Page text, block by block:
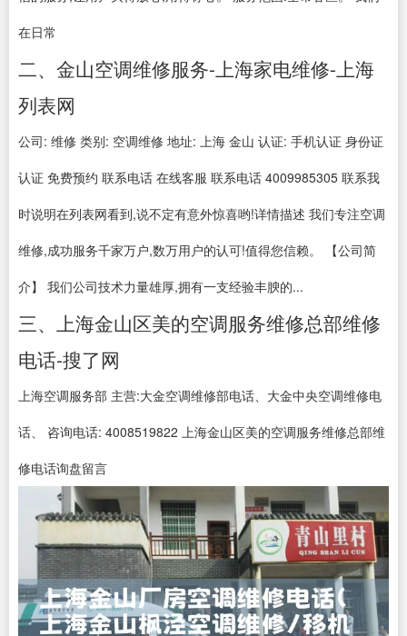
在日常
二、金山空调维修服务-上海家电维修-上海
列表网
公司: 维修 类别: 空调维修 地址: 上海 金山 认证: 手机认证 身份证
认证 免费预约 联系电话 在线客服 联系电话 4009985305 联系我
时说明在列表网看到,说不定有意外惊喜哟!详情描述 我们专注空调
维修,成功服务千家万户,数万用户的认可!值得您信赖。 【公司简
介】 我们公司技术力量雄厚,拥有一支经验丰腴的...
三、上海金山区美的空调服务维修总部维修
电话-搜了网
上海空调服务部 主营:大金空调维修部电话、大金中央空调维修电
话、 咨询电话: 4008519822 上海金山区美的空调服务维修总部维
修电话询盘留言